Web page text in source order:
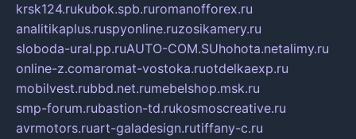
krsk124.rukubok.spb.ruromanofforex.ru
analitikaplus.ruspyonline.ruzosikamery.ru
sloboda-ural.pp.ruAUTO-COM.SUhohota.netalimy.ru
online-z.comaromat-vostoka.ruotdelkaexp.ru
mobilvest.rubbd.net.rumebelshop.msk.ru
smp-forum.rubastion-td.rukosmoscreative.ru
avrmotors.ruart-galadesign.rutiffany-c.ru